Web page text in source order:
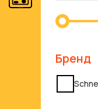
Бренд